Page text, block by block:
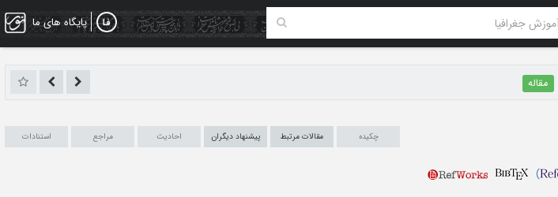
پایگاه های ما
مقاله
چکیده مقالات مرتبط پیشنهاد دیگران احادیث مراجع استنادات
)